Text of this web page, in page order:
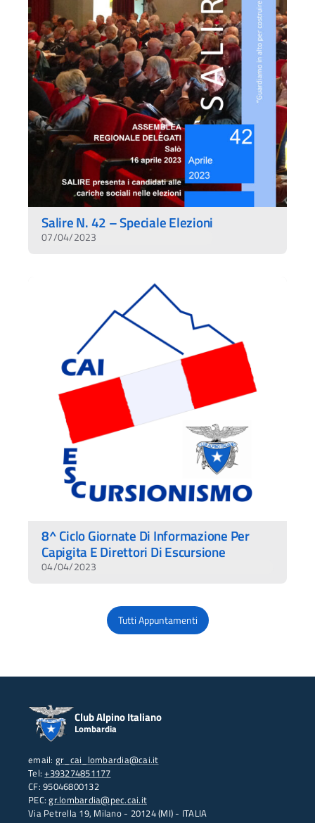
Salire N. 42 – Speciale Elezioni
07/04/2023
8^ Ciclo Giornate Di Informazione Per
Capigita E Direttori Di Escursione
04/04/2023
Tutti Appuntamenti
Club Alpino Italiano
Lombardia
email: gr_cai_lombardia@cai.it
Tel:+393274851177
CF: 95046800132
PEC:gr.lombardia@pec.cai.it
Via Petrella 19, Milano - 20124 (MI) - ITALIA